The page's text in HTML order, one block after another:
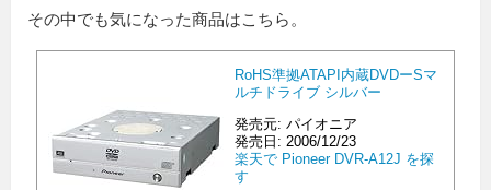
その中でも気になった商品はこちら。
RoHS準拠ATAPI内蔵DVDーSマ
ルチドライブ シルバー
発売元: パイオニア
発売日: 2006/12/23
楽天で Pioneer DVR-A12J を探
す